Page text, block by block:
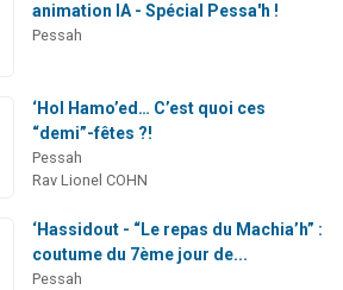
animation IA - Spécial Pessa'h !
Pessah
‘Hol Hamo’ed… C’est quoi ces
“demi”-fêtes ?!
Pessah
Rav Lionel COHN
‘Hassidout - “Le repas du Machia’h” :
coutume du 7ème jour de...
Pessah